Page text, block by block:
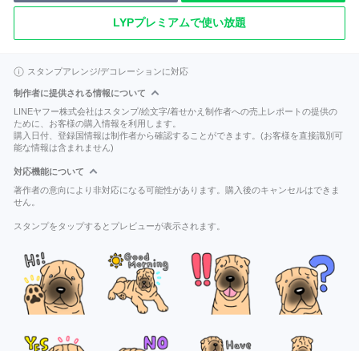
LYPプレミアムで使い放題
スタンプアレンジ/デコレーションに対応
制作者に提供される情報について
LINEヤフー株式会社はスタンプ/絵文字/着せかえ制作者への売上レポートの提供の
ために、お客様の購入情報を利用します。
購入日付、登録国情報は制作者から確認することができます。(お客様を直接識別可
能な情報は含まれません)
対応機能について
著作者の意向により非対応になる可能性があります。購入後のキャンセルはできま
せん。
スタンプをタップするとプレビューが表示されます。